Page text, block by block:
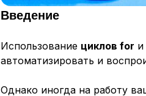
Введение
Использование циклов for и
автоматизировать и
Однако иногда на работу